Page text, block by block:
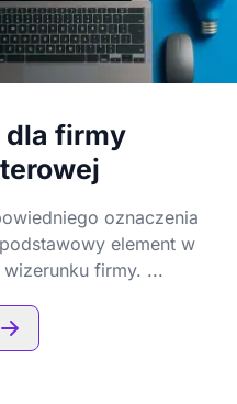
dla firmy
oznaczenia
element w
firmy. ...